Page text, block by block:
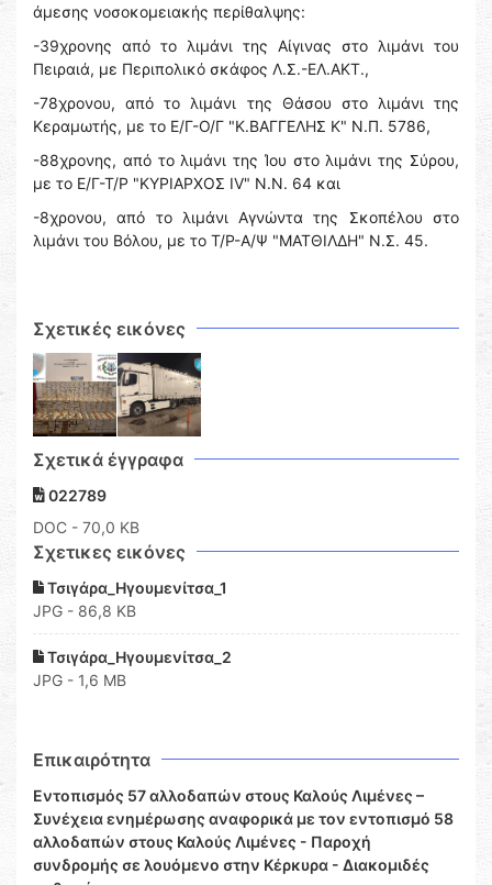
άμεσης νοσοκομειακής περίθαλψης:
-39χρονης από το λιμάνι της Αίγινας στο λιμάνι του
Πειραιά, με Περιπολικό σκάφος Λ.Σ.-ΕΛ.ΑΚΤ.,
-78χρονου, από το λιμάνι της Θάσου στο λιμάνι της
Κεραμωτής, με το Ε/Γ-Ο/Γ "Κ.ΒΑΓΓΕΛΗΣ Κ" Ν.Π. 5786,
-88χρονης, από το λιμάνι της Ίου στο λιμάνι της Σύρου,
με το Ε/Γ-Τ/Ρ "ΚΥΡΙΑΡΧΟΣ IV" Ν.Ν. 64 και
-8χρονου, από το λιμάνι Αγνώντα της Σκοπέλου στο
λιμάνι του Βόλου, με το Τ/Ρ-Α/Ψ "ΜΑΤΘΙΛΔΗ" Ν.Σ. 45.
Σχετικές εικόνες
Σχετικά έγγραφα
022789
DOC - 70,0 KB
Σχετικες εικόνες
Τσιγάρα_Ηγουμενίτσα_1
JPG - 86,8 KB
Τσιγάρα_Ηγουμενίτσα_2
JPG - 1,6 MB
Επικαιρότητα
Εντοπισμός 57 αλλοδαπών στους Καλούς Λιμένες –
Συνέχεια ενημέρωσης αναφορικά με τον εντοπισμό 58
αλλοδαπών στους Καλούς Λιμένες - Παροχή
συνδρομής σε λουόμενο στην Κέρκυρα - Διακομιδές